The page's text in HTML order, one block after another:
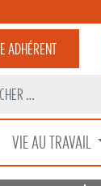
ADHÉRENT
VIE AU TRAVAIL